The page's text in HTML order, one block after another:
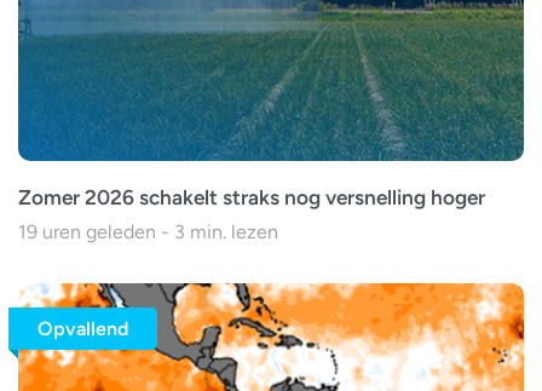
Zomer 2026 schakelt straks nog versnelling hoger
19 uren geleden - 3 min. lezen
Opvallend